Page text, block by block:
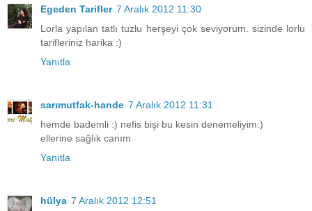
Egeden Tarifler 7 Aralık 2012 11:30
Lorla yapılan tatlı tuzlu herşeyi çok seviyorum. sizinde lorlu
tarifleriniz harika :)
Yanıtla
sarımutfak-hande 7 Aralık 2012 11:31
hemde bademli :) nefis bişi bu kesin denemeliyim:)
ellerine sağlık canım
Yanıtla
hülya 7 Aralık 2012 12:51